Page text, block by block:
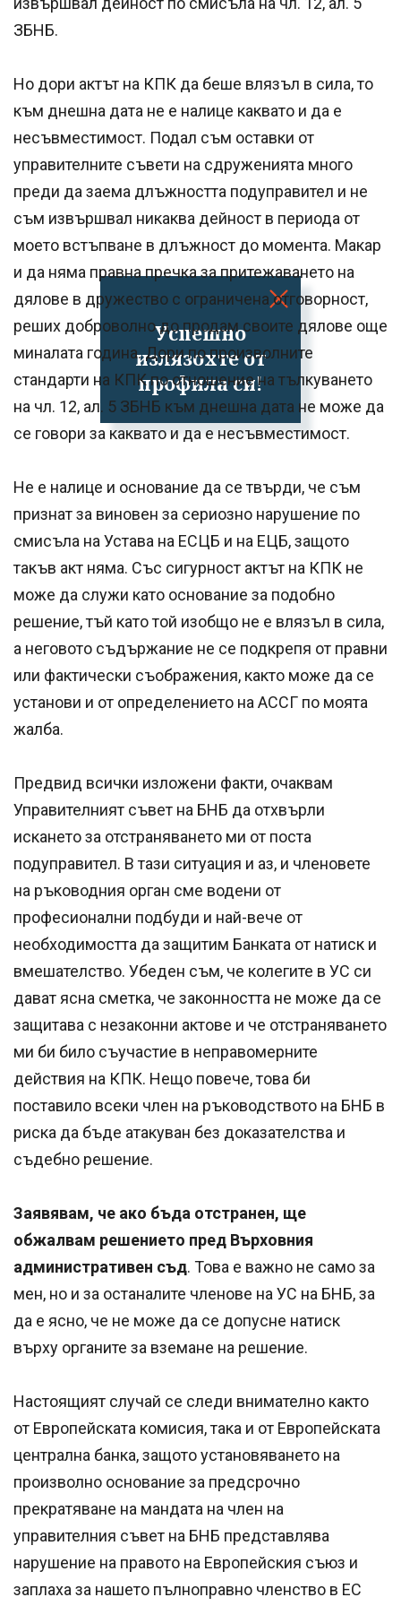
Успешно
излязохте от
профила си!
ЗБНБ.
Но дори актът на КПК да беше влязъл в сила, то
към днешна дата не е налице каквато и да е
несъвместимост. Подал съм оставки от
управителните съвети на сдруженията много
преди да заема длъжността подуправител и не
съм извършвал никаква дейност в периода от
моето встъпване в длъжност до момента. Макар
и да няма правна пречка за притежаването на
дялове в дружество с ограничена отговорност,
реших доброволно до продам своите дялове още
миналата година. Дори по произволните
стандарти на КПК по отношение на тълкуването
на чл. 12, ал. 5 ЗБНБ към днешна дата не може да
се говори за каквато и да е несъвместимост.
Не е налице и основание да се твърди, че съм
признат за виновен за сериозно нарушение по
смисъла на Устава на ЕСЦБ и на ЕЦБ, защото
такъв акт няма. Със сигурност актът на КПК не
може да служи като основание за подобно
решение, тъй като той изобщо не е влязъл в сила,
а неговото съдържание не се подкрепя от правни
или фактически съображения, както може да се
установи и от определението на АССГ по моята
жалба.
Предвид всички изложени факти, очаквам
Управителният съвет на БНБ да отхвърли
искането за отстраняването ми от поста
подуправител. В тази ситуация и аз, и членовете
на ръководния орган сме водени от
професионални подбуди и най-вече от
необходимостта да защитим Банката от натиск и
вмешателство. Убеден съм, че колегите в УС си
дават ясна сметка, че законността не може да се
защитава с незаконни актове и че отстраняването
ми би било съучастие в неправомерните
действия на КПК. Нещо повече, това би
поставило всеки член на ръководството на БНБ в
риска да бъде атакуван без доказателства и
съдебно решение.
Заявявам, че ако бъда отстранен, ще
обжалвам решението пред Върховния
административен съд. Това е важно не само за
мен, но и за останалите членове на УС на БНБ, за
да е ясно, че не може да се допусне натиск
върху органите за вземане на решение.
Настоящият случай се следи внимателно както
от Европейската комисия, така и от Европейската
централна банка, защото установяването на
произволно основание за предсрочно
прекратяване на мандата на член на
управителния съвет на БНБ представлява
нарушение на правото на Европейския съюз и
заплаха за нашето пълноправно членство в ЕС